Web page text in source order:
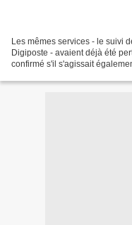
Les mêmes services - le suivi
Digiposte - avaient déjà été
confirmé s'il s'agissait